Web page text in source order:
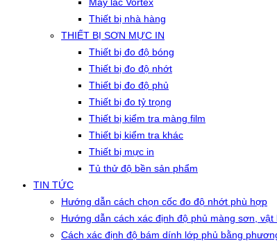
Thiết bị nhà hàng
THIẾT BỊ SƠN MỰC IN
Thiết bị đo độ bóng
Thiết bị đo độ nhớt
Thiết bị đo độ phủ
Thiết bị đo tỷ trọng
Thiết bị kiểm tra màng film
Thiết bị kiểm tra khác
Thiết bị mực in
Tủ thử độ bền sản phẩm
TIN TỨC
Hướng dẫn cách chọn cốc đo độ nhớt phù hợp
Hướng dẫn cách xác định độ phủ màng sơn, vật
Cách xác định độ bám dính lớp phủ bằng